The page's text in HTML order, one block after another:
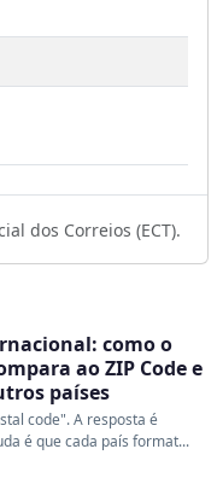
dos Correios (ECT).
como o
ao ZIP Code e
países
code". A resposta é
é que cada país format...